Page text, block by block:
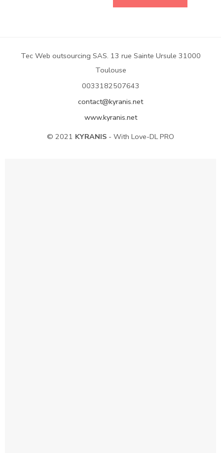
Tec Web outsourcing SAS. 13 rue Sainte Ursule 31000
Toulouse
0033182507643
contact@kyranis.net
www.kyranis.net
© 2021 KYRANIS - With Love-DL PRO